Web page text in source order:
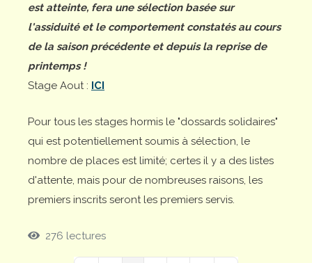
est atteinte, fera une sélection basée sur
l'assiduité et le comportement constatés au cours
de la saison précédente et depuis la reprise de
printemps !
Stage Aout : ICI
Pour tous les stages hormis le "dossards solidaires"
qui est potentiellement soumis à sélection, le
nombre de places est limité; certes il y a des listes
d'attente, mais pour de nombreuses raisons, les
premiers inscrits seront les premiers servis.
276 lectures